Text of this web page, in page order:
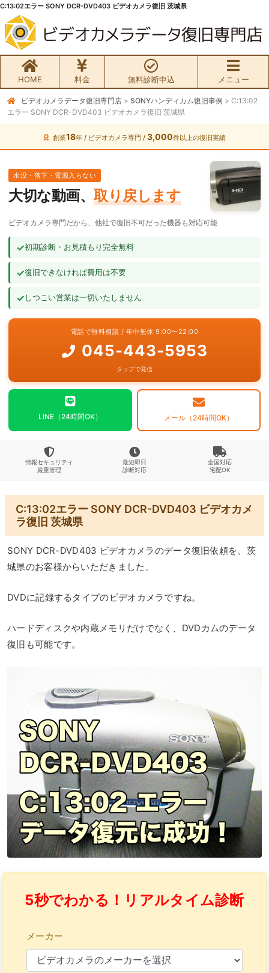
C:13:02エラー SONY DCR-DVD403 ビデオカメラ復旧 茨城県
HOME 料金 無料診断申込 メニュー
無料初期診断お申込み
ビデオカメラ データ復旧HOME
料金・メニュー
サービスの流れ
よくあるご質問
ビデオカメラデータ復旧専門店 > SONYハンディカム復旧事例 > C:13:02
エラー SONY DCR-DVD403 ビデオカメラ復旧 茨城県
創業18年 / ビデオカメラ専門 / 3,000件以上の復旧実績
水没・落下・電源入らない
大切な動画、 取り戻します
ビデオカメラ専門だから、他社で復旧不可だった機器も対応可能
✓初期診断・お見積もり完全無料
✓復旧できなければ費用は不要
✓しつこい営業は一切いたしません
電話で無料相談 / 年中無休 9:00〜22:00
045-443-5953
タップで発信
LINE（24時間OK） メール（24時間OK）
情報セキュリティ
厳重管理
最短即日
診断対応
全国対応
宅配OK
C:13:02エラー SONY DCR-DVD403 ビデオカメ
ラ復旧 茨城県
SONY DCR-DVD403 ビデオカメラのデータ復旧依頼を、茨
城県のお客様からいただきました。
DVDに記録するタイプのビデオカメラですね。
ハードディスクや内蔵メモリだけでなく、DVDカムのデータ
復旧も可能です。
5秒でわかる！リアルタイム診断
メーカー